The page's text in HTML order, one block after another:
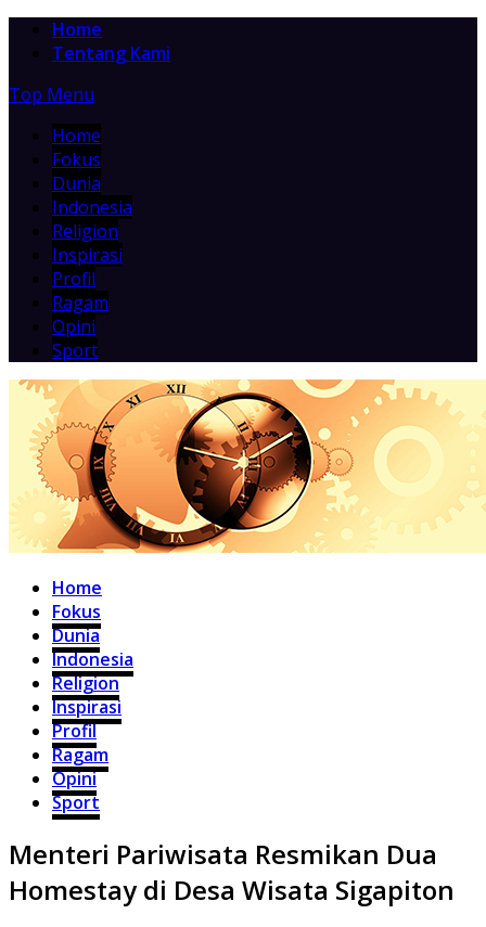
Home
Tentang Kami
Top Menu
Home
Fokus
Dunia
Indonesia
Religion
Inspirasi
Profil
Ragam
Opini
Sport
Home
Fokus
Dunia
Indonesia
Religion
Inspirasi
Profil
Ragam
Opini
Sport
Menteri Pariwisata Resmikan Dua
Homestay di Desa Wisata Sigapiton